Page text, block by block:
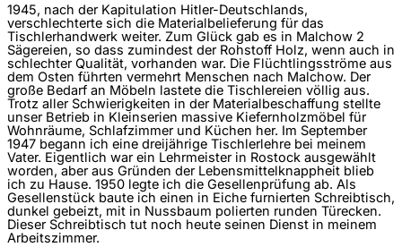
1945, nach der Kapitulation Hitler-Deutschlands,
verschlechterte sich die Materialbelieferung für das
Tischlerhandwerk weiter. Zum Glück gab es in Malchow 2
Sägereien, so dass zumindest der Rohstoff Holz, wenn auch in
schlechter Qualität, vorhanden war. Die Flüchtlingsströme aus
dem Osten führten vermehrt Menschen nach Malchow. Der
große Bedarf an Möbeln lastete die Tischlereien völlig aus.
Trotz aller Schwierigkeiten in der Materialbeschaffung stellte
unser Betrieb in Kleinserien massive Kiefernholzmöbel für
Wohnräume, Schlafzimmer und Küchen her. Im September
1947 begann ich eine dreijährige Tischlerlehre bei meinem
Vater. Eigentlich war ein Lehrmeister in Rostock ausgewählt
worden, aber aus Gründen der Lebensmittelknappheit blieb
ich zu Hause. 1950 legte ich die Gesellenprüfung ab. Als
Gesellenstück baute ich einen in Eiche furnierten Schreibtisch,
dunkel gebeizt, mit in Nussbaum polierten runden Türecken.
Dieser Schreibtisch tut noch heute seinen Dienst in meinem
Arbeitszimmer.